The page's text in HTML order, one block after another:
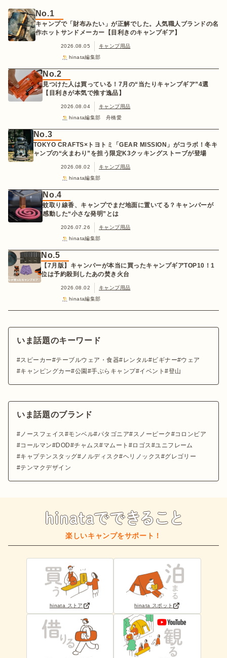
No.1
キャンプで「財布みたい」が正解でした。人気職人ブランドの名
作ホットサンドメーカー【目利きのキャンプギア】
2026.08.05
キャンプ用品
hinata編集部
No.2
見つけた人は買っている！7月の“当たりキャンプギア”4選
【目利きが本気で推す逸品】
2026.08.04
キャンプ用品
hinata編集部 舟橋愛
No.3
TOKYO CRAFTS×トヨトミ「GEAR MISSION」がコラボ！冬キ
ャンプの“火まわり”を担う限定K3クッキングストーブが登場
2026.08.02
キャンプ用品
hinata編集部
No.4
蚊取り線香、キャンプでまだ地面に置いてる？キャンパーが
感動した“小さな発明”とは
2026.07.26
キャンプ用品
hinata編集部
No.5
【7月版】キャンパーが本当に買ったキャンプギアTOP10！1
位は予約殺到したあの焚き火台
2026.08.02
キャンプ用品
hinata編集部
いま話題のキーワード
スピーカー テーブルウェア・食器 レンタル ビギナー
ウェア
キャンピングカー 公園 手ぶらキャンプ イベント 登山
いま話題のブランド
ノースフェイス モンベル パタゴニア スノーピーク
コロンビア
コールマン
DOD チャムス マムート ロゴス
ユニフレーム
キャプテンスタッグ
ノルディスク ヘリノックス
グレゴリー
テンマクデザイン
楽しいキャンプをサポート！
hinata ストア hinata スポット